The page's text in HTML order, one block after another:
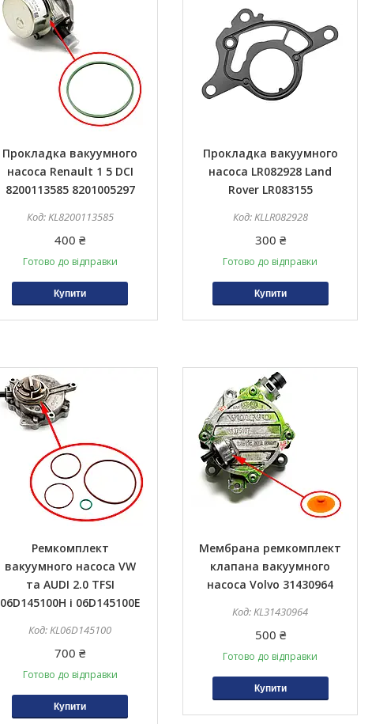
Прокладка вакуумного
насоса Renault 1 5 DCI
8200113585 8201005297
KL8200113585
400 ₴
Готово до відправки
Купити
Прокладка вакуумного
насоса LR082928 Land
Rover LR083155
KLLR082928
300 ₴
Готово до відправки
Купити
Ремкомплект
вакуумного насоса VW
та AUDI 2.0 TFSI
06D145100H і 06D145100E
KL06D145100
700 ₴
Готово до відправки
Купити
Мембрана ремкомплект
клапана вакуумного
насоса Volvo 31430964
KL31430964
500 ₴
Готово до відправки
Купити